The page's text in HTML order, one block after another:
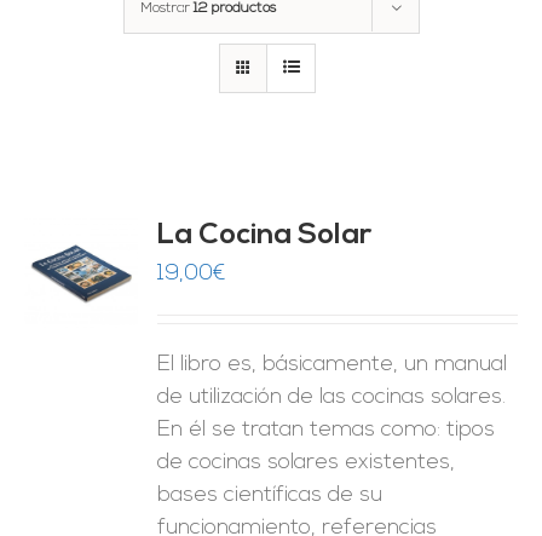
Mostrar12 productos
La Cocina Solar
19,00€
El libro es, básicamente, un manual
de utilización de las cocinas solares.
En él se tratan temas como: tipos
de cocinas solares existentes,
bases científicas de su
funcionamiento, referencias